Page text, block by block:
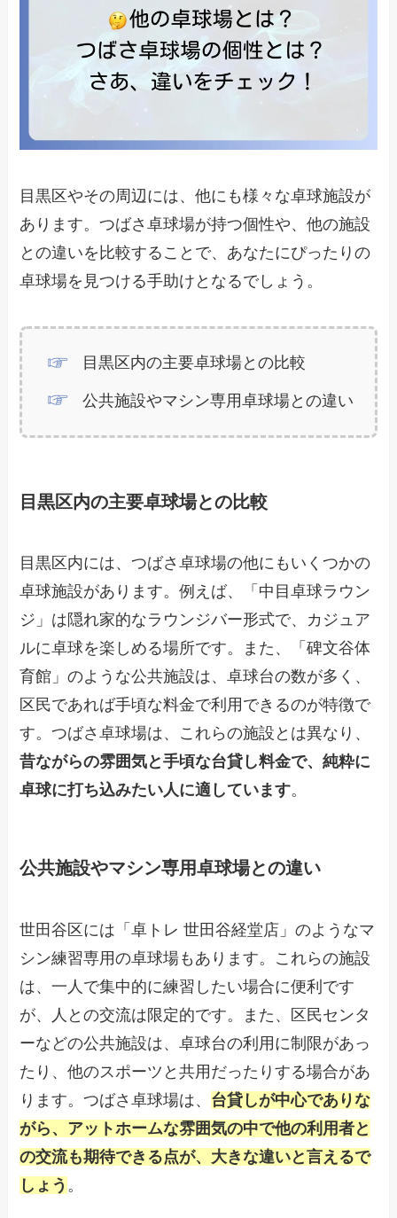
目黒区やその周辺には、他にも様々な卓球施設が
あります。つばさ卓球場が持つ個性や、他の施設
との違いを比較することで、あなたにぴったりの
卓球場を見つける手助けとなるでしょう。
目黒区内の主要卓球場との比較
公共施設やマシン専用卓球場との違い
目黒区内の主要卓球場との比較
目黒区内には、つばさ卓球場の他にもいくつかの
卓球施設があります。例えば、「中目卓球ラウン
ジ」は隠れ家的なラウンジバー形式で、カジュア
ルに卓球を楽しめる場所です。また、「碑文谷体
育館」のような公共施設は、卓球台の数が多く、
区民であれば手頃な料金で利用できるのが特徴で
す。つばさ卓球場は、これらの施設とは異なり、
昔ながらの雰囲気と手頃な台貸し料金で、純粋に
卓球に打ち込みたい人に適しています。
公共施設やマシン専用卓球場との違い
世田谷区には「卓トレ 世田谷経堂店」のようなマ
シン練習専用の卓球場もあります。これらの施設
は、一人で集中的に練習したい場合に便利です
が、人との交流は限定的です。また、区民センタ
ーなどの公共施設は、卓球台の利用に制限があっ
たり、他のスポーツと共用だったりする場合があ
ります。つばさ卓球場は、 台貸しが中心でありな
がら、アットホームな雰囲気の中で他の利用者と
の交流も期待できる点が、大きな違いと言えるで
しょう 。